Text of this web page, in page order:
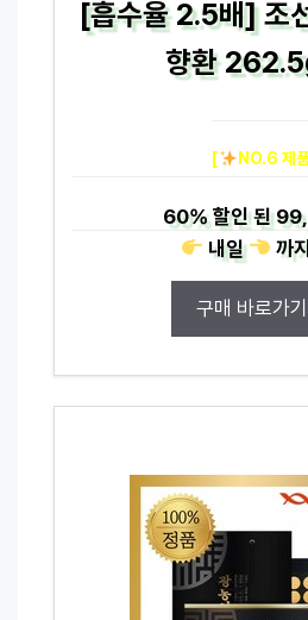
[흡수율 2.5배] 조
향환
[ NO.6 제
60%할인 된
내일
까
구매 바로가기